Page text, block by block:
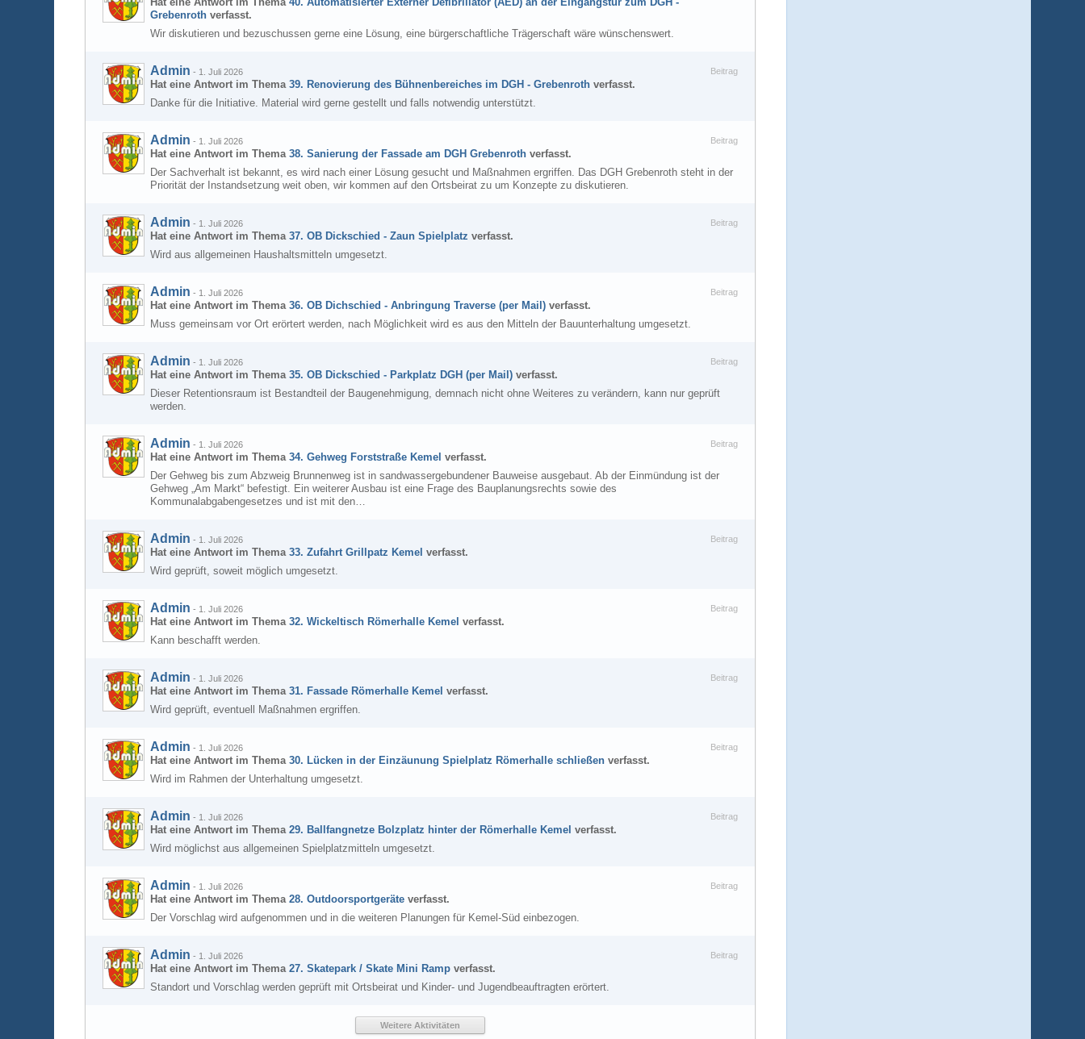
Grebenroth verfasst.
Wir diskutieren und bezuschussen gerne eine Lösung, eine bürgerschaftliche Trägerschaft wäre wünschenswert.
Admin - 1. Juli 2026
Hat eine Antwort im Thema39. Renovierung des Bühnenbereiches im DGH - Grebenroth verfasst.
Beitrag
Danke für die Initiative. Material wird gerne gestellt und falls notwendig unterstützt.
Admin - 1. Juli 2026
Hat eine Antwort im Thema38. Sanierung der Fassade am DGH Grebenroth verfasst.
Beitrag
Der Sachverhalt ist bekannt, es wird nach einer Lösung gesucht und Maßnahmen ergriffen. Das DGH Grebenroth steht in der
Priorität der Instandsetzung weit oben, wir kommen auf den Ortsbeirat zu um Konzepte zu diskutieren.
Admin - 1. Juli 2026
Hat eine Antwort im Thema37. OB Dickschied - Zaun Spielplatz verfasst.
Beitrag
Wird aus allgemeinen Haushaltsmitteln umgesetzt.
Admin - 1. Juli 2026
Hat eine Antwort im Thema36. OB Dichschied - Anbringung Traverse (per Mail) verfasst.
Beitrag
Muss gemeinsam vor Ort erörtert werden, nach Möglichkeit wird es aus den Mitteln der Bauunterhaltung umgesetzt.
Admin - 1. Juli 2026
Hat eine Antwort im Thema35. OB Dickschied - Parkplatz DGH (per Mail) verfasst.
Beitrag
Dieser Retentionsraum ist Bestandteil der Baugenehmigung, demnach nicht ohne Weiteres zu verändern, kann nur geprüft
werden.
Admin - 1. Juli 2026
Hat eine Antwort im Thema34. Gehweg Forststraße Kemel verfasst.
Beitrag
Der Gehweg bis zum Abzweig Brunnenweg ist in sandwassergebundener Bauweise ausgebaut. Ab der Einmündung ist der
Gehweg „Am Markt“ befestigt. Ein weiterer Ausbau ist eine Frage des Bauplanungsrechts sowie des
Kommunalabgabengesetzes und ist mit den…
Admin - 1. Juli 2026
Hat eine Antwort im Thema33. Zufahrt Grillpatz Kemel verfasst.
Beitrag
Wird geprüft, soweit möglich umgesetzt.
Admin - 1. Juli 2026
Hat eine Antwort im Thema32. Wickeltisch Römerhalle Kemel verfasst.
Beitrag
Kann beschafft werden.
Admin - 1. Juli 2026
Hat eine Antwort im Thema31. Fassade Römerhalle Kemel verfasst.
Beitrag
Wird geprüft, eventuell Maßnahmen ergriffen.
Admin - 1. Juli 2026
Hat eine Antwort im Thema30. Lücken in der Einzäunung Spielplatz Römerhalle schließen verfasst.
Beitrag
Wird im Rahmen der Unterhaltung umgesetzt.
Admin - 1. Juli 2026
Hat eine Antwort im Thema29. Ballfangnetze Bolzplatz hinter der Römerhalle Kemel verfasst.
Beitrag
Wird möglichst aus allgemeinen Spielplatzmitteln umgesetzt.
Admin - 1. Juli 2026
Hat eine Antwort im Thema28. Outdoorsportgeräte verfasst.
Beitrag
Der Vorschlag wird aufgenommen und in die weiteren Planungen für Kemel-Süd einbezogen.
Admin - 1. Juli 2026
Hat eine Antwort im Thema27. Skatepark / Skate Mini Ramp verfasst.
Beitrag
Standort und Vorschlag werden geprüft mit Ortsbeirat und Kinder- und Jugendbeauftragten erörtert.
Weitere Aktivitäten